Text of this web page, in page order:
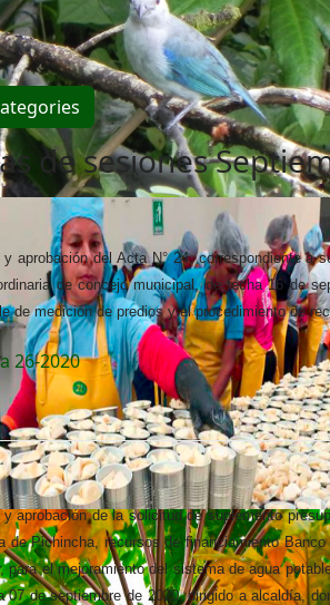
de sesiones
aprobación del Acta N° 24, correspondiente a
de concejo municipal, de fecha 16 de
de medición de predios y el procedimiento de
26-2020
aprobación de la solicitud de suplemento
de Pichincha, recursos de financiamiento
para el mejoramiento del sistema de agua
07 de septiembre de 2020, dirigido a alcaldía,